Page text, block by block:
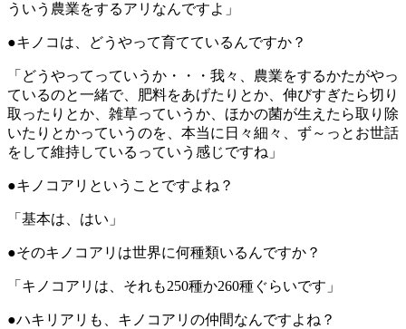
ういう農業をするアリなんですよ」
●キノコは、どうやって育てているんですか？
「どうやってっていうか・・・我々、農業をするかたがやっ
ているのと一緒で、肥料をあげたりとか、伸びすぎたら切り
取ったりとか、雑草っていうか、ほかの菌が生えたら取り除
いたりとかっていうのを、本当に日々細々、ず～っとお世話
をして維持しているっていう感じですね」
●キノコアリということですよね？
「基本は、はい」
●そのキノコアリは世界に何種類いるんですか？
「キノコアリは、それも250種か260種ぐらいです」
●ハキリアリも、キノコアリの仲間なんですよね？